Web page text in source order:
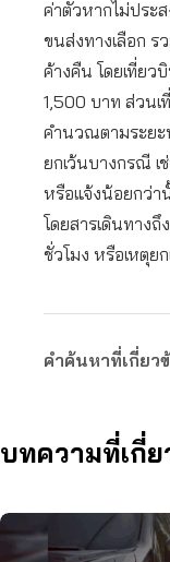
ค่าตั๋วหากไม่ประ
ขนส่งทางเลือก ร
ค้างคืน โดยเที่ยว
1,500 บาท ส่วนเ
คำนวณตามระยะ
ยกเว้นบางกรณี เ
หรือแจ้งน้อยกว่า
โดยสารเดินทางถึ
ชั่วโมง หรือเหตุย
คำค้นหาที่เกี่ยว
บทความที่เกี่ย